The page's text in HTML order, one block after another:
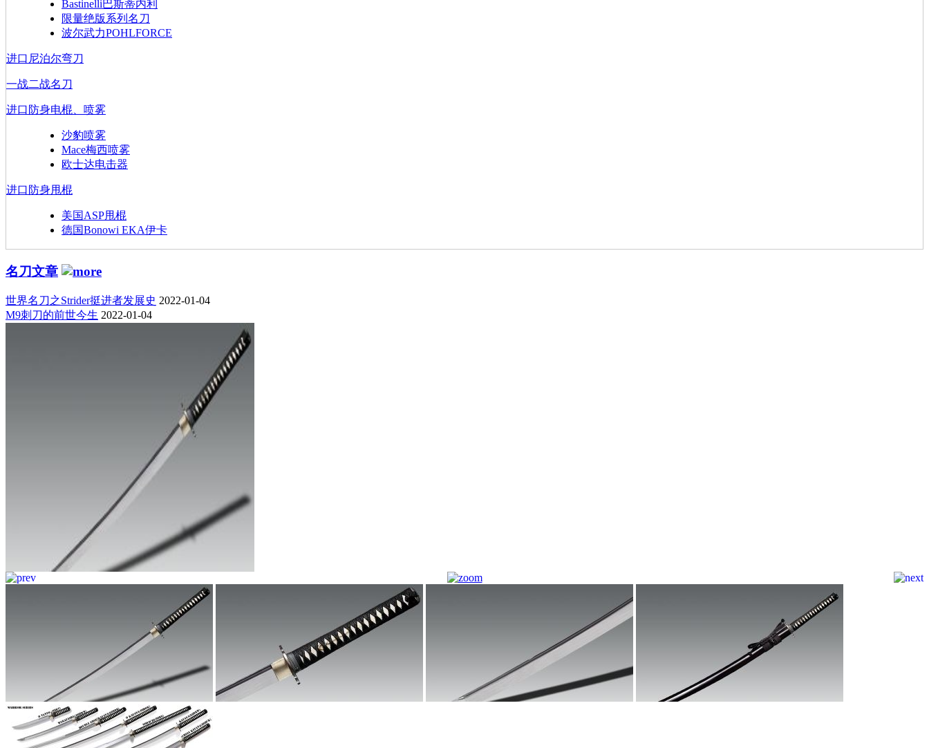
Bastinelli巴斯蒂内利
限量绝版系列名刀
波尔武力POHLFORCE
进口尼泊尔弯刀
一战二战名刀
进口防身电棍、喷雾
沙豹喷雾
Mace梅西喷雾
欧士达电击器
进口防身甩棍
美国ASP甩棍
德国Bonowi EKA伊卡
名刀文章
世界名刀之Strider挺进者发展史 2022-01-04
M9刺刀的前世今生 2022-01-04